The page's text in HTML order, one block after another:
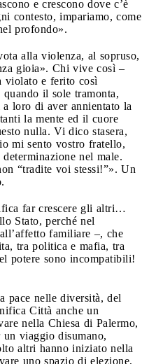
e crescono dove c’è
contesto, impariamo, come
profondo».
alla violenza, al sopruso,
gioia». Chi vive così –
violato e ferito così
il sole tramonta,
loro di aver annientato la
la mente ed il cuore
nulla. Vi dico stasera,
mi sento vostro fratello,
nel male.
“tradite voi stessi!”». Un
far crescere gli altri…
Stato, perché nel
familiare –, che
tra politica e mafia, tra
potere sono incompatibili!
pace nelle diversità, del
Città anche un
nella Chiesa di Palermo,
viaggio disumano,
altri hanno iniziato nella
uno spazio di elezione,